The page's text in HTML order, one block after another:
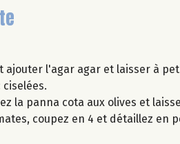
ajouter l'agar agar et laisser à
ciselées.
la panna cota aux olives et
coupez en 4 et détaillez